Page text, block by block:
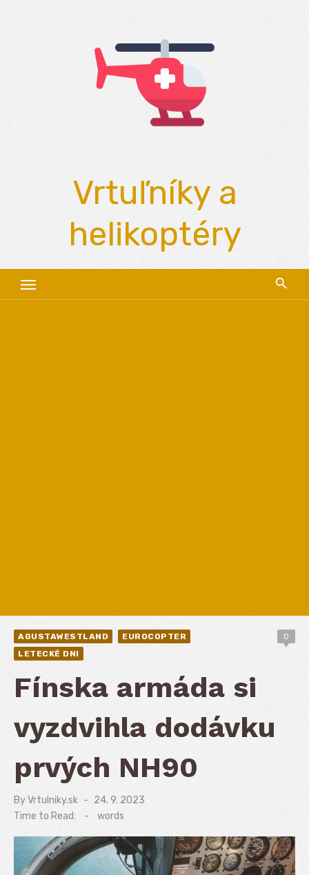
Vrtuľníky a
helikoptéry
AGUSTAWESTLAND
EUROCOPTER
LETECKÉ DNI
0
Fínska armáda si
vyzdvihla dodávku
prvých NH90
ByVrtulniky.sk
Posted
on
24. 9. 2023
Time to Read:
- words